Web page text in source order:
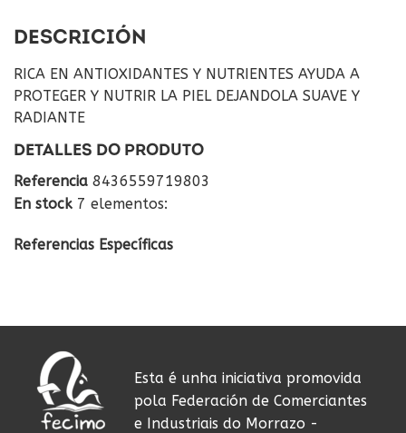
DESCRICIÓN
RICA EN ANTIOXIDANTES Y NUTRIENTES AYUDA A
PROTEGER Y NUTRIR LA PIEL DEJANDOLA SUAVE Y
RADIANTE
DETALLES DO PRODUTO
Referencia 8436559719803
En stock 7 elementos:
Referencias Específicas
Esta é unha iniciativa promovida
pola Federación de Comerciantes
e Industriais do Morrazo -